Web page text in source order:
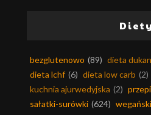
bezglutenowo (89) dieta
dieta lchf (6) dieta low carb (2)
kuchnia ajurwedyjska (2)
sałatki-surówki (624)